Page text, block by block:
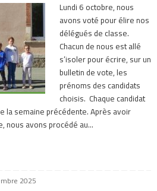
Lundi 6 octobre, nous
avons voté pour élire nos
délégués de classe.
Chacun de nous est allé
s’isoler pour écrire, sur un
bulletin de vote, les
prénoms des candidats
choisis. Chaque candidat
la semaine précédente. Après avoir
nous avons procédé au…
2025